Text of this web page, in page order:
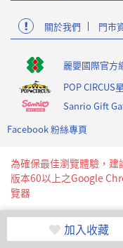
加入收藏
關於我們 門市
麗嬰國際官方
POP CIRCUS
Sanrio Gift
Facebook 粉絲專頁
為確保最佳瀏覽體驗，建
版本60以上之Google
覽器